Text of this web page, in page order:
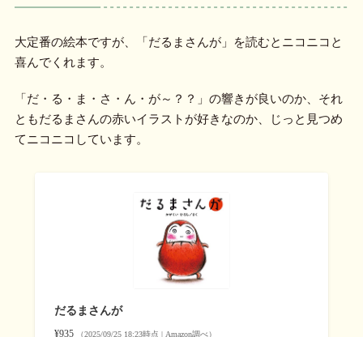
大定番の絵本ですが、「だるまさんが」を読むとニコニコと
喜んでくれます。
「だ・る・ま・さ・ん・が～？？」の響きが良いのか、それ
ともだるまさんの赤いイラストが好きなのか、じっと見つめ
てニコニコしています。
だるまさんが
¥935 （2025/09/25 18:23時点 | Amazon調べ）